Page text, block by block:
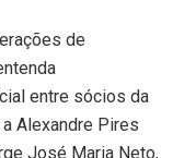
de
entre sócios da
Alexandre Pires
José Maria Neto,